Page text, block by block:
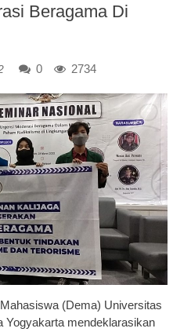
Beragama Di
0 2734
(Dema) Universitas
Yogyakarta mendeklarasikan